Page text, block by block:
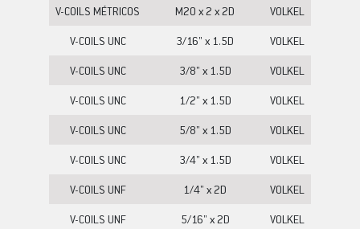
V-COILS MÉTRICOS
M20 x 2 x 2D
VOLKEL
V-COILS UNC
3/16" x 1.5D
VOLKEL
V-COILS UNC
3/8" x 1.5D
VOLKEL
V-COILS UNC
1/2" x 1.5D
VOLKEL
V-COILS UNC
5/8" x 1.5D
VOLKEL
V-COILS UNC
3/4" x 1.5D
VOLKEL
V-COILS UNF
1/4" x 2D
VOLKEL
V-COILS UNF
5/16" x 2D
VOLKEL